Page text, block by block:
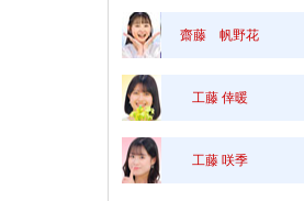
齋藤 帆野花
工藤 倖暖
工藤 咲季